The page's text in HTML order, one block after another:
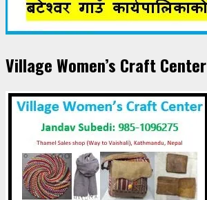
Village Women’s Craft Center